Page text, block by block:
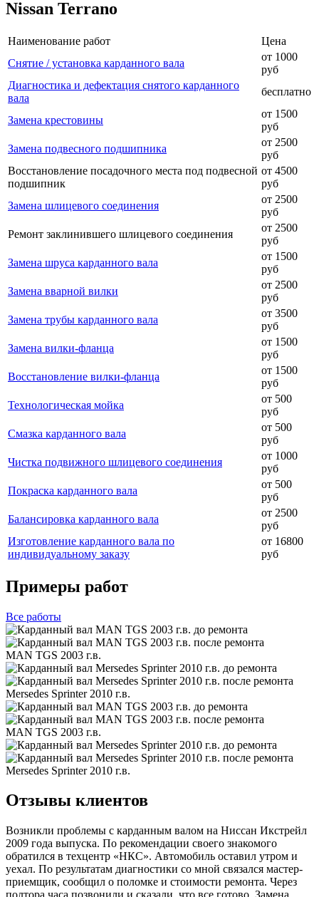
Nissan Terrano
Наименование работ
Цена
Снятие / установка карданного вала
от 1000
руб
Диагностика и дефектация снятого карданного
вала
бесплатно
Замена крестовины
от 1500
руб
Замена подвесного подшипника
от 2500
руб
Восстановление посадочного места под подвесной
подшипник
от 4500
руб
Замена шлицевого соединения
от 2500
руб
Ремонт заклинившего шлицевого соединения
от 2500
руб
Замена шруса карданного вала
от 1500
руб
Замена вварной вилки
от 2500
руб
Замена трубы карданного вала
от 3500
руб
Замена вилки-фланца
от 1500
руб
Восстановление вилки-фланца
от 1500
руб
Технологическая мойка
от 500
руб
Смазка карданного вала
от 500
руб
Чистка подвижного шлицевого соединения
от 1000
руб
Покраска карданного вала
от 500
руб
Балансировка карданного вала
от 2500
руб
Изготовление карданного вала по
индивидуальному заказу
от 16800
руб
Примеры работ
Все работы
MAN TGS 2003 г.в.
Mersedes Sprinter 2010 г.в.
MAN TGS 2003 г.в.
Mersedes Sprinter 2010 г.в.
Отзывы клиентов
Возникли проблемы с карданным валом на Ниссан Икстрейл
2009 года выпуска. По рекомендации своего знакомого
обратился в техцентр «НКС». Автомобиль оставил утром и
уехал. По результатам диагностики со мной связался мастер-
приемщик, сообщил о поломке и стоимости ремонта. Через